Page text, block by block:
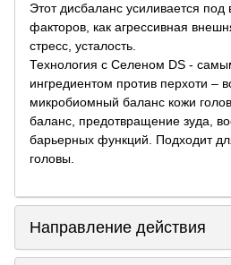
Этот дисбаланс усиливается под
факторов, как агрессивная
стресс, усталость.
Технология с Селеном DS -
ингредиентом против перхоти –
микробиомный баланс кожи
баланс, предотвращение зуда,
барьерных функций. Подходит
головы.
Направление действия